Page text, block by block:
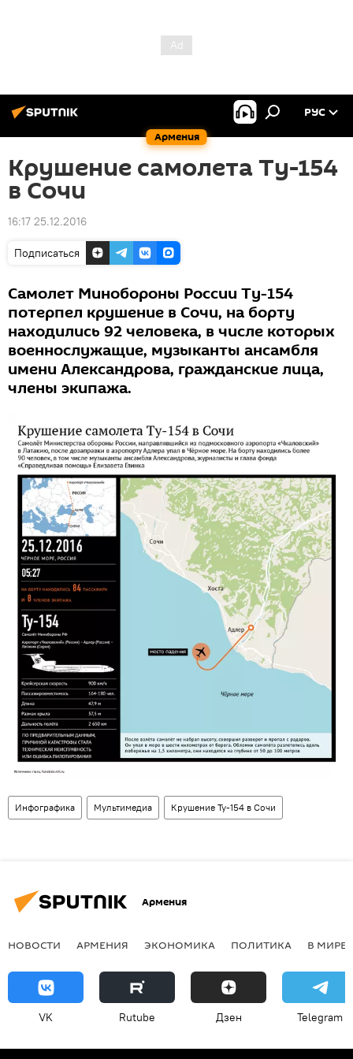
Армения
РУС
Крушение самолета Ту-154
в Сочи
16:17 25.12.2016
Подписаться
Самолет Минобороны России Ту-154
потерпел крушение в Сочи, на борту
находились 92 человека, в числе которых
военнослужащие, музыканты ансамбля
имени Александрова, гражданские лица,
члены экипажа.
Инфографика Мультимедиа Крушение Ту-154 в Сочи
Армения
НОВОСТИ АРМЕНИЯ ЭКОНОМИКА ПОЛИТИКА В МИРЕ
VK Rutube Дзен Telegram